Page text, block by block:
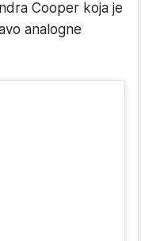
Cooper koja je
analogne